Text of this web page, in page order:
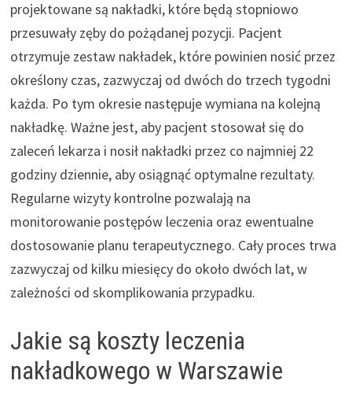
projektowane są nakładki, które będą stopniowo
przesuwały zęby do pożądanej pozycji. Pacjent
otrzymuje zestaw nakładek, które powinien nosić przez
określony czas, zazwyczaj od dwóch do trzech tygodni
każda. Po tym okresie następuje wymiana na kolejną
nakładkę. Ważne jest, aby pacjent stosował się do
zaleceń lekarza i nosił nakładki przez co najmniej 22
godziny dziennie, aby osiągnąć optymalne rezultaty.
Regularne wizyty kontrolne pozwalają na
monitorowanie postępów leczenia oraz ewentualne
dostosowanie planu terapeutycznego. Cały proces trwa
zazwyczaj od kilku miesięcy do około dwóch lat, w
zależności od skomplikowania przypadku.
Jakie są koszty leczenia
nakładkowego w Warszawie